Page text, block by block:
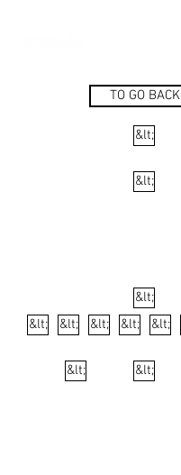
TO GO BACK
&lt;
&lt;
&lt;
&lt;
&lt; &lt; &lt; &lt;
&lt; &lt;